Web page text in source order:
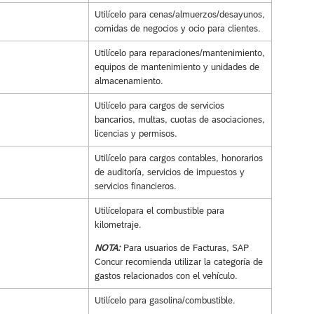
Utilícelo para cenas/almuerzos/desayunos,
comidas de negocios y ocio para clientes.
Utilícelo para reparaciones/mantenimiento,
equipos de mantenimiento y unidades de
almacenamiento.
Utilícelo para cargos de servicios
bancarios, multas, cuotas de asociaciones,
licencias y permisos.
Utilícelo para cargos contables, honorarios
de auditoría, servicios de impuestos y
servicios financieros.
Utilícelopara el combustible para
kilometraje.
NOTA:Para usuarios de Facturas, SAP
Concur recomienda utilizar la categoría de
gastos relacionados con el vehículo.
Utilícelo para gasolina/combustible.